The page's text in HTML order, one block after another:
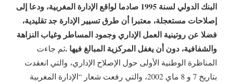
البنك الدولي لسنة 1995 صادما لواقع الإدارة المغربية، ودعا إلى
إصلاحات مستعجلة، معتبرا أن طرق تسيير الإدارة جد تقليدية،
فضلا عن روتينية العمل الإداري وجمود المساطر وغياب النزاهة
والشفافية، دون أن يغفل المركزية المبالغ فيها .ثم جاءت
المناظرة الوطنية الأولى حول الإصلاح الإداري، والتي انعقدت
بتاريخ 7 و 8 ماي 2002، والتي رفعت شعار “الإدارة المغربية